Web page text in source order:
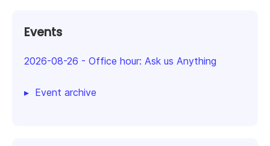
Events
2026-08-26 - Office hour: Ask us Anything
Event archive